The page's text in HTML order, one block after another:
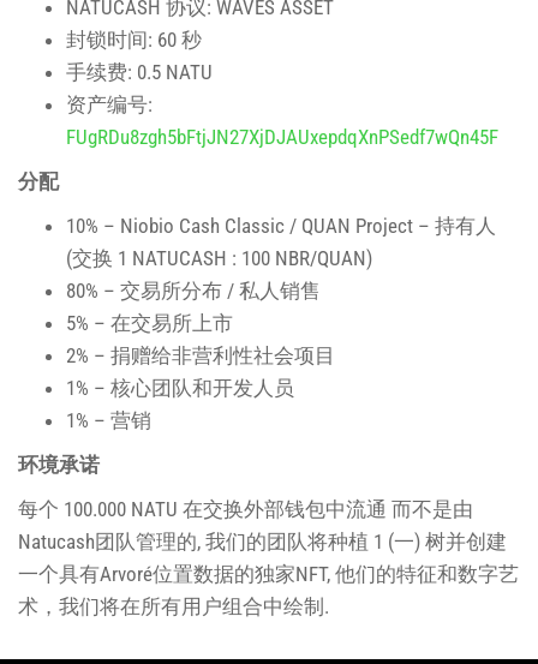
NATUCASH 协议: WAVES ASSET
封锁时间: 60 秒
手续费: 0.5 NATU
资产编号:
FUgRDu8zgh5bFtjJN27XjDJAUxepdqXnPSedf7wQn45F
分配
10% – Niobio Cash Classic / QUAN Project – 持有人
(交换 1 NATUCASH : 100 NBR/QUAN)
80% – 交易所分布 / 私人销售
5% – 在交易所上市
2% – 捐赠给非营利性社会项目
1% – 核心团队和开发人员
1% – 营销
环境承诺
每个 100.000 NATU 在交换外部钱包中流通 而不是由
Natucash团队管理的, 我们的团队将种植 1 (一) 树并创建
一个具有Arvoré位置数据的独家NFT, 他们的特征和数字艺
术，我们将在所有用户组合中绘制.